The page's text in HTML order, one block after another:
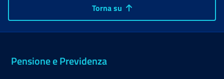
Torna su
Pensione e Previdenza